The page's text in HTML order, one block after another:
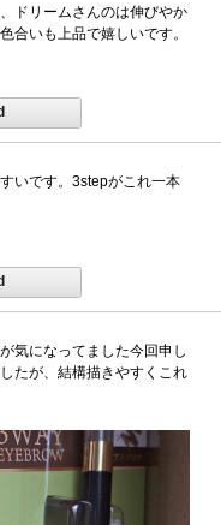
ドリームさんのは伸びやか
合いも上品で嬉しいです。
いです。3stepがこれ一本
気になってました今回申し
たが、結構描きやすくこれ